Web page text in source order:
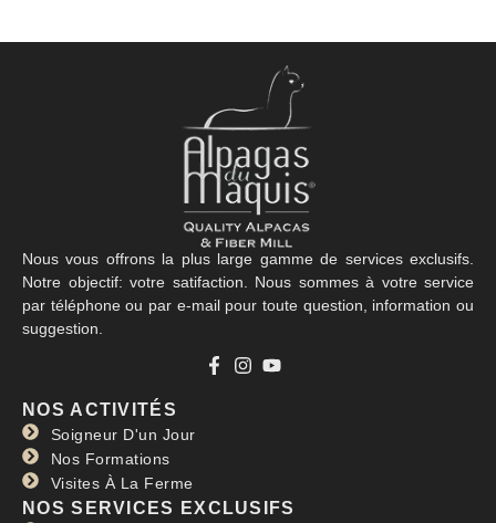
Nous vous offrons la plus large gamme de services exclusifs.
Notre objectif: votre satifaction. Nous sommes à votre service
par téléphone ou par e-mail pour toute question, information ou
suggestion.
NOS ACTIVITÉS
Soigneur D'un Jour
Nos Formations
Visites À La Ferme
NOS SERVICES EXCLUSIFS